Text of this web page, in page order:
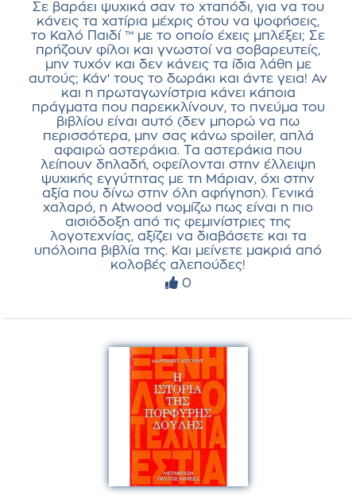
Σε βαράει ψυχικά σαν το χταπόδι, για να του
κάνεις τα χατίρια μέχρις ότου να ψοφήσεις,
το Καλό Παιδί ™ με το οποίο έχεις μπλέξει; Σε
πρήζουν φίλοι και γνωστοί να σοβαρευτείς,
μην τυχόν και δεν κάνεις τα ίδια λάθη με
αυτούς; Κάν' τους το δωράκι και άντε γεια! Αν
και η πρωταγωνίστρια κάνει κάποια
πράγματα που παρεκκλίνουν, το πνεύμα του
βιβλίου είναι αυτό (δεν μπορώ να πω
περισσότερα, μην σας κάνω spoiler, απλά
αφαιρώ αστεράκια. Τα αστεράκια που
λείπουν δηλαδή, οφείλονται στην έλλειψη
ψυχικής εγγύτητας με τη Μάριαν, όχι στην
αξία που δίνω στην όλη αφήγηση). Γενικά
χαλαρό, η Atwood νομίζω πως είναι η πιο
αισιόδοξη από τις φεμινίστριες της
λογοτεχνίας, αξίζει να διαβάσετε και τα
υπόλοιπα βιβλία της. Και μείνετε μακριά από
κολοβές αλεπούδες!
0